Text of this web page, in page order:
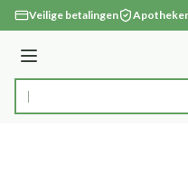
Ga naar de inhoud
Veilige betalingen
Menu
Product, merk, categorie...